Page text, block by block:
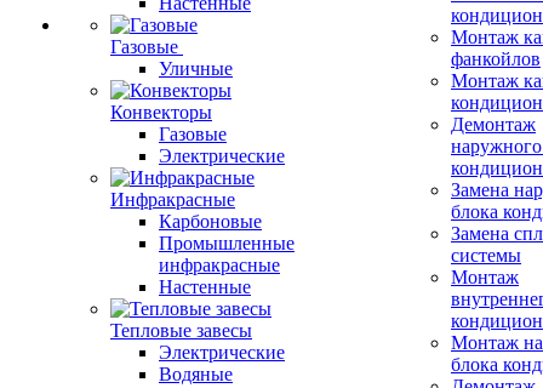
Газовые
Уличные
Конвекторы
Газовые
Электрические
Инфракрасные
Карбоновые
Промышленные
инфракрасные
Настенные
Тепловые завесы
Электрические
Водяные
Монтаж
фанкойлов
Монтаж
Демонтаж
Замена
блока
Замена
системы
Монтаж
Монтаж
блока